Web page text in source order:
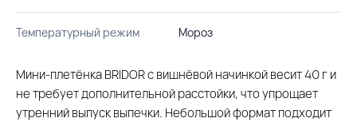
Температурный режим Мороз
Мини-плетёнка BRIDOR с вишнёвой начинкой весит 40 г и
не требует дополнительной расстойки, что упрощает
утренний выпуск выпечки. Небольшой формат подходит